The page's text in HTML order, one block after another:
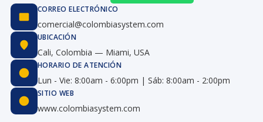
CORREO ELECTRÓNICO
comercial@colombiasystem.com
UBICACIÓN
Cali, Colombia — Miami, USA
HORARIO DE ATENCIÓN
Lun - Vie: 8:00am - 6:00pm | Sáb: 8:00am - 2:00pm
SITIO WEB
www.colombiasystem.com